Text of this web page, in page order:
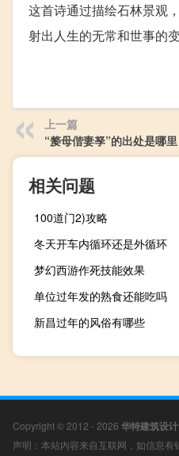
这首诗通过描绘石林景观
射出人生的无常和世事的
上一篇
“嫠母偕妻孥”的出处是哪里
相关问题
100道门2)攻略
冬天开车内循环还是外循环
梦幻西游作死技能效果
单位过年发的熟食还能吃吗
新昌过年的风俗有哪些
Copyright © 2012 - 2026 华特建筑设
声明：本站内容来自互联网，如信息